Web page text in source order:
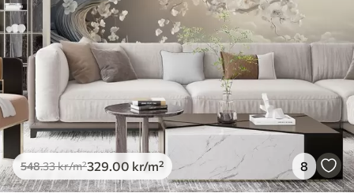
548.33kr/m²329 .00 kr/m² 8